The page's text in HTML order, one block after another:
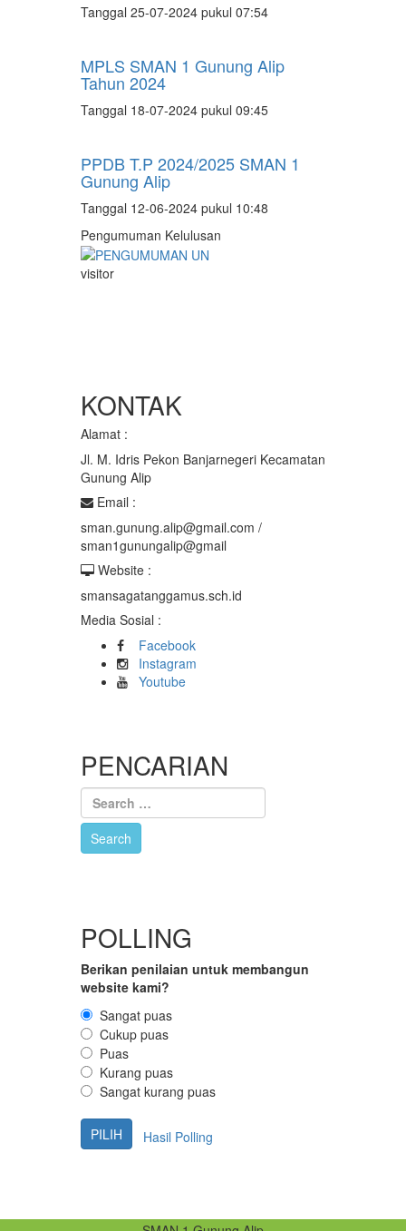
Tanggal 25-07-2024 pukul 07:54
MPLS SMAN 1 Gunung Alip
Tahun 2024
Tanggal 18-07-2024 pukul 09:45
PPDB T.P 2024/2025 SMAN 1
Gunung Alip
Tanggal 12-06-2024 pukul 10:48
Pengumuman Kelulusan
visitor
KONTAK
Alamat :
Jl. M. Idris Pekon Banjarnegeri Kecamatan
Gunung Alip
Email :
sman.gunung.alip@gmail.com /
sman1gunungalip@gmail
Website :
smansagatanggamus.sch.id
Media Sosial :
Facebook
Instagram
Youtube
PENCARIAN
POLLING
Berikan penilaian untuk membangun
website kami?
Sangat puas
Cukup puas
Puas
Kurang puas
Sangat kurang puas
Hasil Polling